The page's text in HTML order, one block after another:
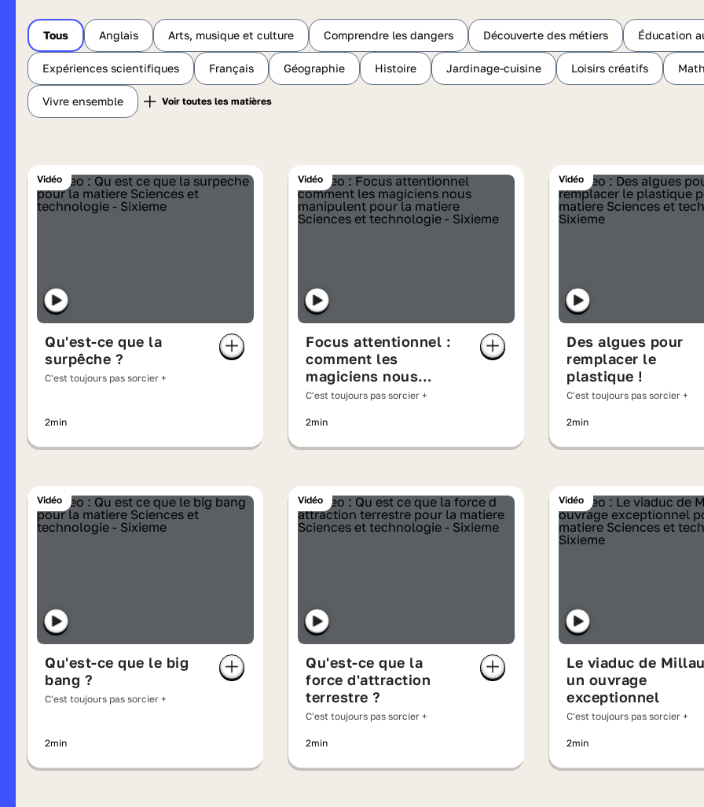
Tous Anglais Arts, musique et culture Comprendre les dangers Découverte des métiers Éducation
Expériences scientifiques Français Géographie Histoire Jardinage-cuisine Loisirs créatifs
Vivre ensemble
Vidéo
Qu'est-ce que la
surpêche ?
C'est toujours pas sorcier +
2min
Vidéo
Focus attentionnel :
comment les
magiciens nous
manipulent ?
C'est toujours pas sorcier +
2min
Vidéo
Des algues pour
remplacer le
plastique !
C'est toujours pas sorcier +
2min
Vidéo
Qu'est-ce que le big
bang ?
C'est toujours pas sorcier +
2min
Vidéo
Qu'est-ce que la
force d'attraction
terrestre ?
C'est toujours pas sorcier +
2min
Vidéo
Le viaduc de
un ouvrage
exceptionnel
C'est toujours pas sorcier +
2min